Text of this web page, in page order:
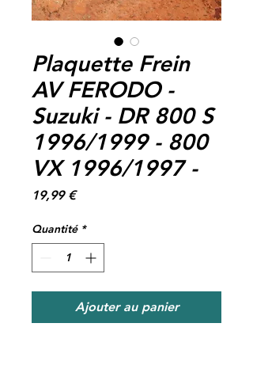
Plaquette Frein
AV FERODO -
Suzuki - DR 800 S
1996/1999 - 800
VX 1996/1997 -
19,99 €Prix
Quantité *
Ajouter au panier